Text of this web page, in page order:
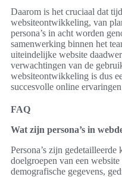
Daarom is het cruciaal dat
websiteontwikkeling, van
persona’s in acht worden
samenwerking binnen het
uiteindelijke website
verwachtingen van de
websiteontwikkeling is dus
succesvolle online
FAQ
Wat zijn persona’s in
Persona’s zijn
doelgroepen van een
demografische gegevens,